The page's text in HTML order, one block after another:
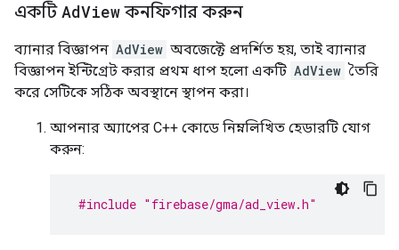
একটিAdViewকনফিগার করুন
ব্যানার বিজ্ঞাপন AdView অবজেক্টে প্রদর্শিত হয়, তাই ব্যানার
বিজ্ঞাপন ইন্টিগ্রেট করার প্রথম ধাপ হলো একটি AdView তৈরি
করে সেটিকে সঠিক অবস্থানে স্থাপন করা।
আপনার অ্যাপের C++ কোডে নিম্নলিখিত হেডারটি যোগ
করুন:
#include "firebase/gma/ad_view.h"